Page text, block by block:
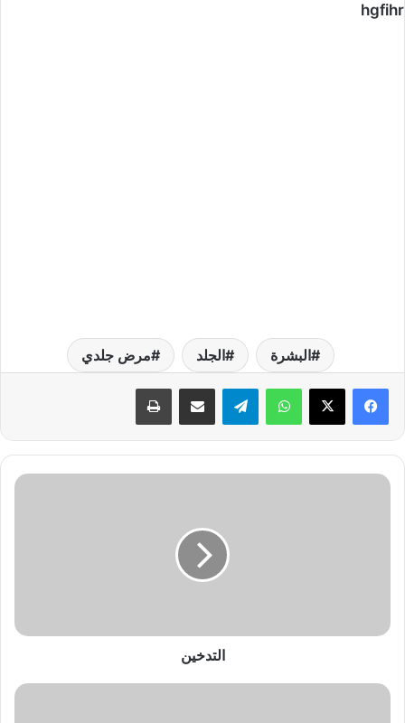
hgfihr
البشرة الجلد مرض جلدي
واتساب
ا
التدخين
ش